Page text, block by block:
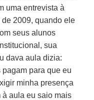
uma entrevista à
2009, quando ele
seus alunos
sua
dava aula dizia:
pagam para que eu
minha presença
à aula eu saio mais